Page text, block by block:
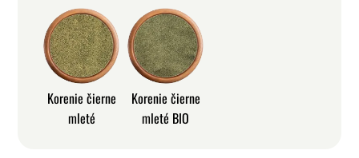
Korenie čierne
mleté
Korenie čierne
mleté BIO